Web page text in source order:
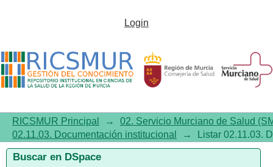
Listar 02.11.03. Documentación
Login
RICSMUR Principal →
02. Servicio Murciano de Salud
02.11.03. Documentación institucional
→ Listar 02.11.03.
Buscar en DSpace